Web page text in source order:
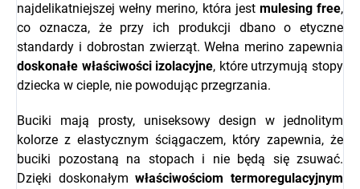
najdelikatniejszej wełny merino, która jest mulesing free,
co oznacza, że przy ich produkcji dbano o etyczne
standardy i dobrostan zwierząt. Wełna merino zapewnia
doskonałe właściwości izolacyjne, które utrzymują stopy
dziecka w cieple, nie powodując przegrzania.
Buciki mają prosty, uniseksowy design w jednolitym
kolorze z elastycznym ściągaczem, który zapewnia, że
buciki pozostaną na stopach i nie będą się zsuwać.
Dzięki doskonałymwłaściwościom termoregulacyjnym